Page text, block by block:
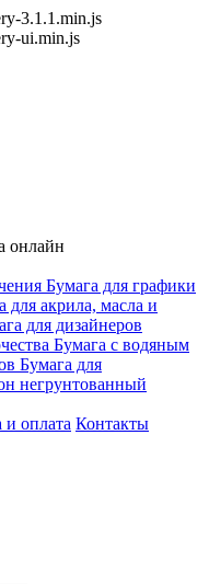
3.1.1.min.js
ui.min.js
онлайн
Бумага для графики
для акрила, масла и
для дизайнеров
Бумага с водяным
Бумага для
негрунтованный
и оплата Контакты